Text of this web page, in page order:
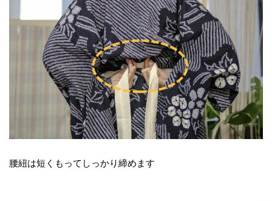
腰紐は短くもってしっかり締めます